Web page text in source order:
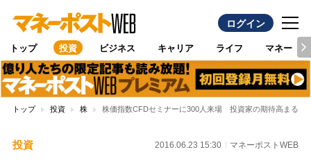
ログイン
トップ 投資 ビジネス キャリア ライフ マネー
トップ 投資 株 株価指数CFDセミナーに300人来場 投資家の期待高まる
投資 2016.06.23 15:30 マネーポストWEB